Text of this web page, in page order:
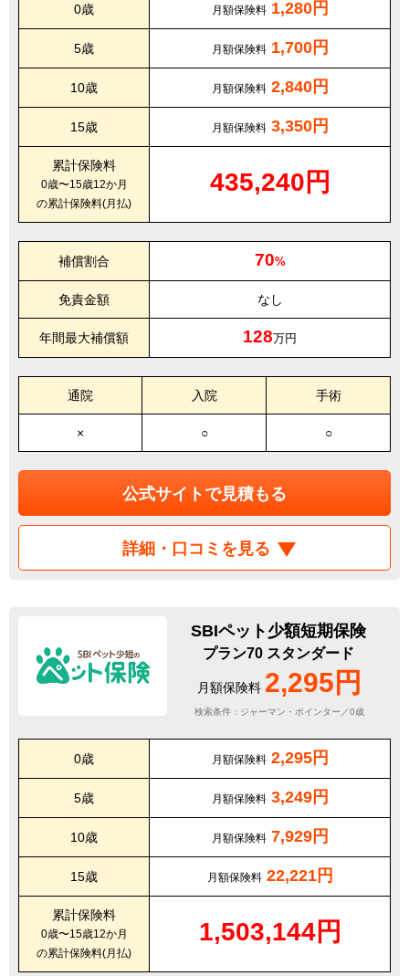
0歳 月額保険料 1,280円
5歳 月額保険料 1,700円
10歳 月額保険料 2,840円
15歳 月額保険料 3,350円
累計保険料
0歳〜15歳12か月
の累計保険料(月払)
435,240円
補償割合 70%
免責金額 なし
年間最大補償額 128万円
通院 入院 手術
× ○ ○
公式サイトで見積もる
詳細・口コミを見る
SBIペット少額短期保険
プラン70 スタンダード
月額保険料 2,295円
検索条件：ジャーマン・ポインター／0歳
0歳 月額保険料 2,295円
5歳 月額保険料 3,249円
10歳 月額保険料 7,929円
15歳 月額保険料 22,221円
累計保険料
0歳〜15歳12か月
の累計保険料(月払)
1,503,144円